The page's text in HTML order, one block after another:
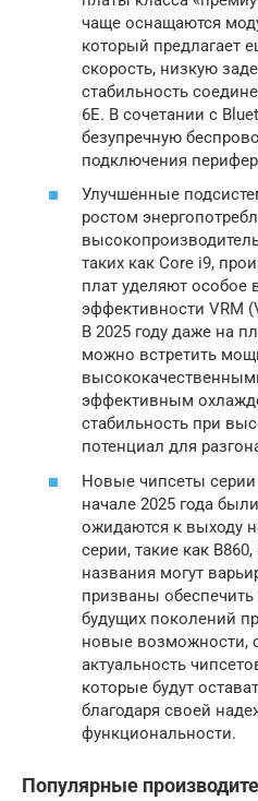
чаще оснащаются
который предлагает
скорость, низкую
стабильность
6E. В сочетании с
безупречную
подключения
Улучшенные
ростом
таких как Core i9,
плат уделяют особое
эффективности VRM
В 2025 году даже на
можно встретить
эффективным
стабильность при
потенциал для
Новые чипсеты
начале 2025 года
ожидаются к выходу
серии, такие как
названия могут
призваны
будущих поколений
новые возможности,
актуальность
которые будут
благодаря своей
функциональности.
Популярные